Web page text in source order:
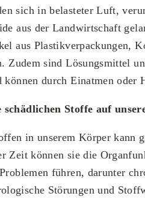
sich in belasteter Luft,
aus der Landwirtschaft
aus Plastikverpackungen,
Zudem sind Lösungsmittel
durch Einatmen oder
Stoffe auf
in unserem Körper kann
Zeit können sie die
führen, darunter
Störungen und